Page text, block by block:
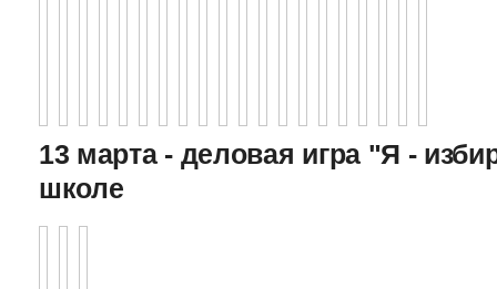
13 марта - деловая игра "Я -
школе